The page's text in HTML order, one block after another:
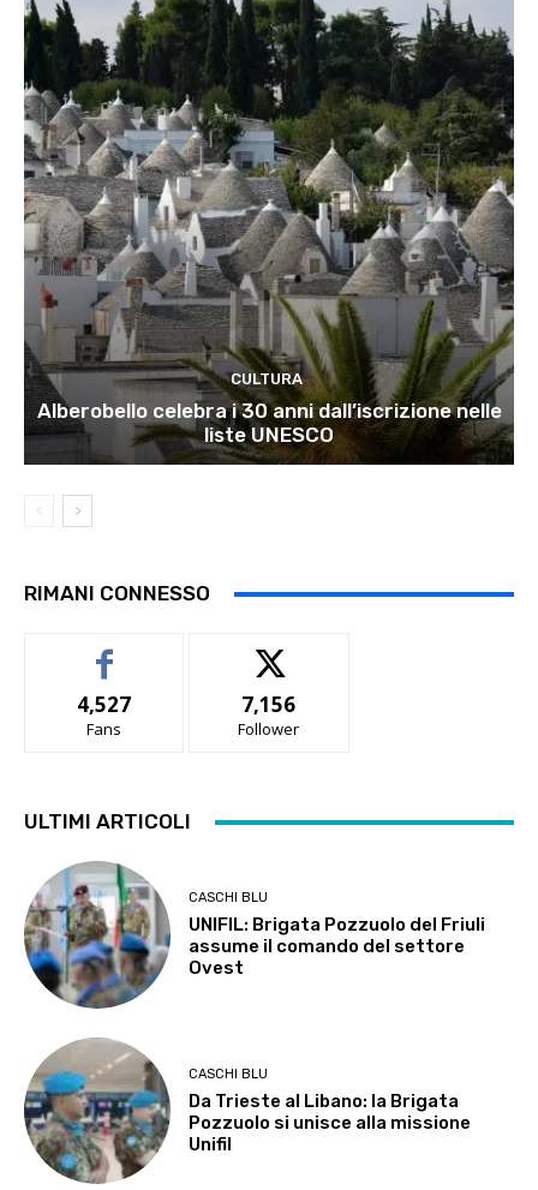
CULTURA
Alberobello celebra i 30 anni dall’iscrizione nelle
liste UNESCO
RIMANI CONNESSO
4,527
Fans
7,156
Follower
ULTIMI ARTICOLI
CASCHI BLU
UNIFIL: Brigata Pozzuolo del Friuli
assume il comando del settore
Ovest
CASCHI BLU
Da Trieste al Libano: la Brigata
Pozzuolo si unisce alla missione
Unifil